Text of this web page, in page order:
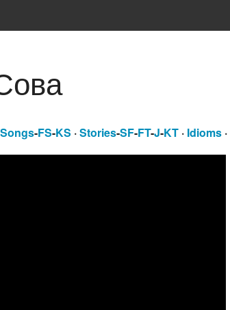
Songs-FS-KS ·Stories-SF-FT-J-KT · Idioms ·